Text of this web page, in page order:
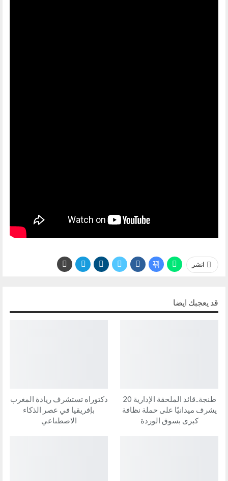
انشر
قد يعجبك ايضا
طنجة..قائد الملحقة الإدارية 20
يشرف ميدانيًا على حملة نظافة
كبرى بسوق الوردة
دكتوراه تستشرف ريادة المغرب
بإفريقيا في عصر الذكاء
الاصطناعي